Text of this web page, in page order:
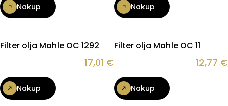
Nakup Nakup
Filter olja Mahle OC 1292
17,01 €
Nakup
Filter olja Mahle OC 11
12,77 €
Nakup